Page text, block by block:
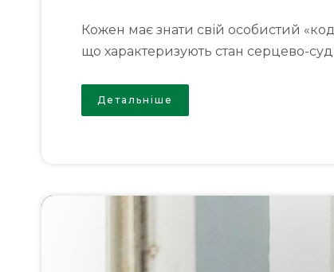
Кожен має знати свій особистий
що характеризують стан серцево-
Детальніше